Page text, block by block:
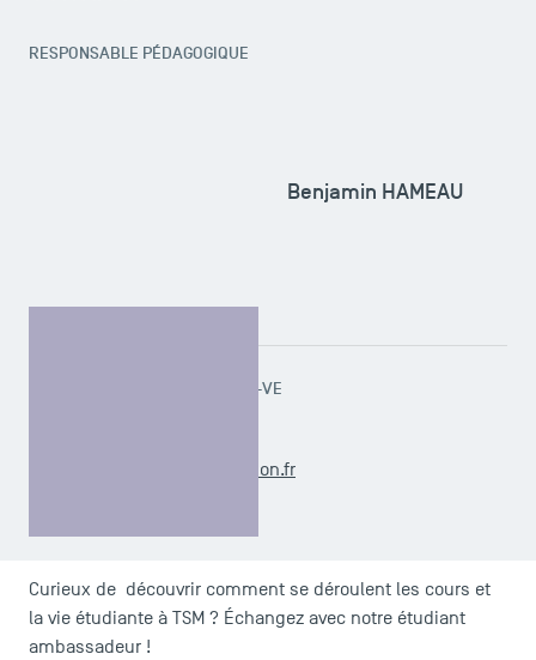
TSM Doctoral Programme
RESPONSABLE PÉDAGOGIQUE
Benjamin HAMEAU
RESPONSABLE ADMINISTRATIF-VE
l2.gestion@tsm-education.fr
Curieux de découvrir comment se déroulent les cours et
la vie étudiante à TSM ? Échangez avec notre étudiant
ambassadeur !